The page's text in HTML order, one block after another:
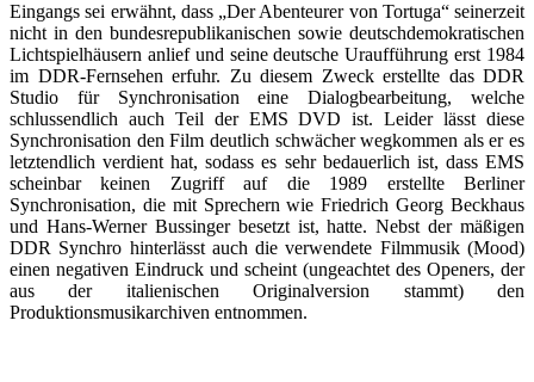
Eingangs sei erwähnt, dass „Der Abenteurer von Tortuga“ seinerzeit
nicht in den bundesrepublikanischen sowie deutschdemokratischen
Lichtspielhäusern anlief und seine deutsche Uraufführung erst 1984
im DDR-Fernsehen erfuhr. Zu diesem Zweck erstellte das DDR
Studio für Synchronisation eine Dialogbearbeitung, welche
schlussendlich auch Teil der EMS DVD ist. Leider lässt diese
Synchronisation den Film deutlich schwächer wegkommen als er es
letztendlich verdient hat, sodass es sehr bedauerlich ist, dass EMS
scheinbar keinen Zugriff auf die 1989 erstellte Berliner
Synchronisation, die mit Sprechern wie Friedrich Georg Beckhaus
und Hans-Werner Bussinger besetzt ist, hatte. Nebst der mäßigen
DDR Synchro hinterlässt auch die verwendete Filmmusik (Mood)
einen negativen Eindruck und scheint (ungeachtet des Openers, der
aus der italienischen Originalversion stammt) den
Produktionsmusikarchiven entnommen.